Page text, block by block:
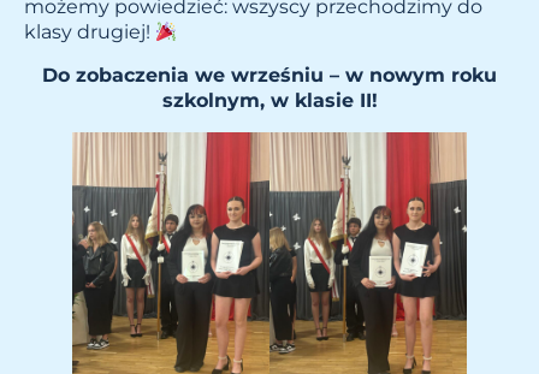
możemy powiedzieć: wszyscy przechodzimy do
klasy drugiej!
Do zobaczenia we wrześniu – w nowym roku
szkolnym, w klasie II!